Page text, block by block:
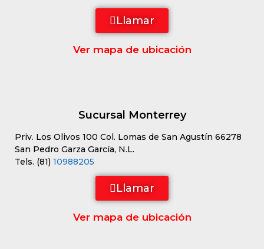
Llamar
Ver mapa de ubicación
Sucursal Monterrey
Priv. Los Olivos 100 Col. Lomas de San Agustín 66278
San Pedro Garza García, N.L.
Tels. (81) 10988205
Llamar
Ver mapa de ubicación